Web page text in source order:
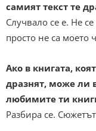
самият текст те
Случвало се е. Не
просто не са моето
Ако в книгата,
дразнят, може ли
любимите ти
Разбира се.